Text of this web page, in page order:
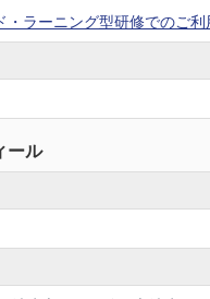
ラーニング型研修でのご利
ール